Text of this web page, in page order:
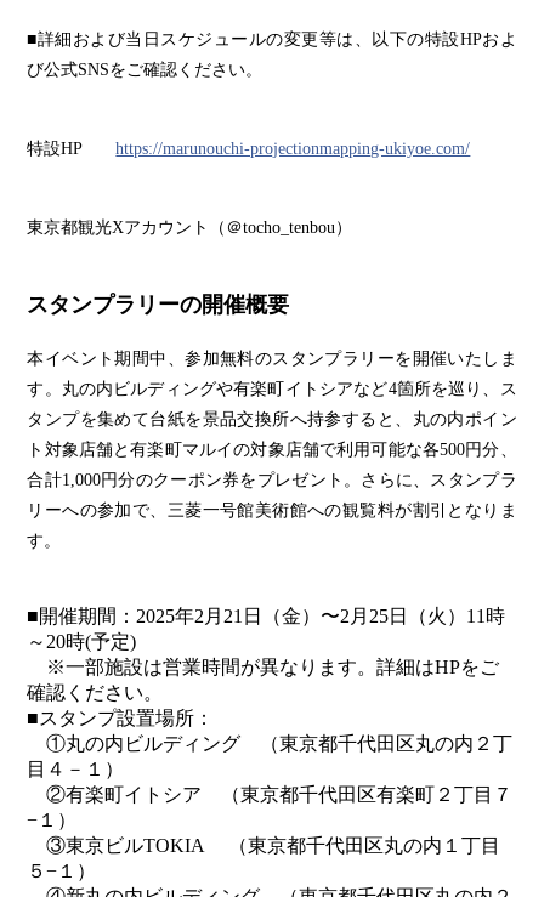
■詳細および当日スケジュールの変更等は、以下の特設HPおよ
び公式SNSをご確認ください。
特設HPhttps://marunouchi-projectionmapping-ukiyoe.com/
東京都観光Xアカウント（＠tocho_tenbou）
スタンプラリーの開催概要
本イベント期間中、参加無料のスタンプラリーを開催いたしま
す。丸の内ビルディングや有楽町イトシアなど4箇所を巡り、ス
タンプを集めて台紙を景品交換所へ持参すると、丸の内ポイン
ト対象店舗と有楽町マルイの対象店舗で利用可能な各500円分、
合計1,000円分のクーポン券をプレゼント。さらに、スタンプラ
リーへの参加で、三菱一号館美術館への観覧料が割引となりま
す。
■開催期間：2025年2月21日（金）〜2月25日（火）11時
～20時(予定)
※一部施設は営業時間が異なります。詳細はHPをご
確認ください。
■スタンプ設置場所：
①丸の内ビルディング （東京都千代田区丸の内２丁
目４－１）
②有楽町イトシア （東京都千代田区有楽町２丁目７
−１）
③東京ビルTOKIA （東京都千代田区丸の内１丁目
５−１）